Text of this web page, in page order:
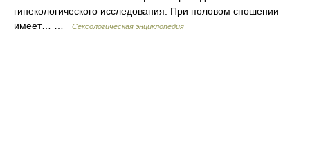
гинекологического исследования. При половом сношении
имеет… …
Сексологическая энциклопедия